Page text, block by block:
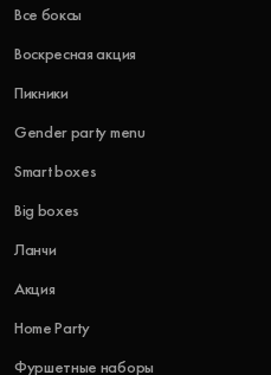
Все боксы
Воскресная акция
Пикники
Gender party menu
Smart boxes
Big boxes
Ланчи
Акция
Home Party
Фуршетные наборы